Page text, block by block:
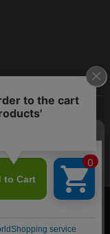
クトショップ
RESERVED.